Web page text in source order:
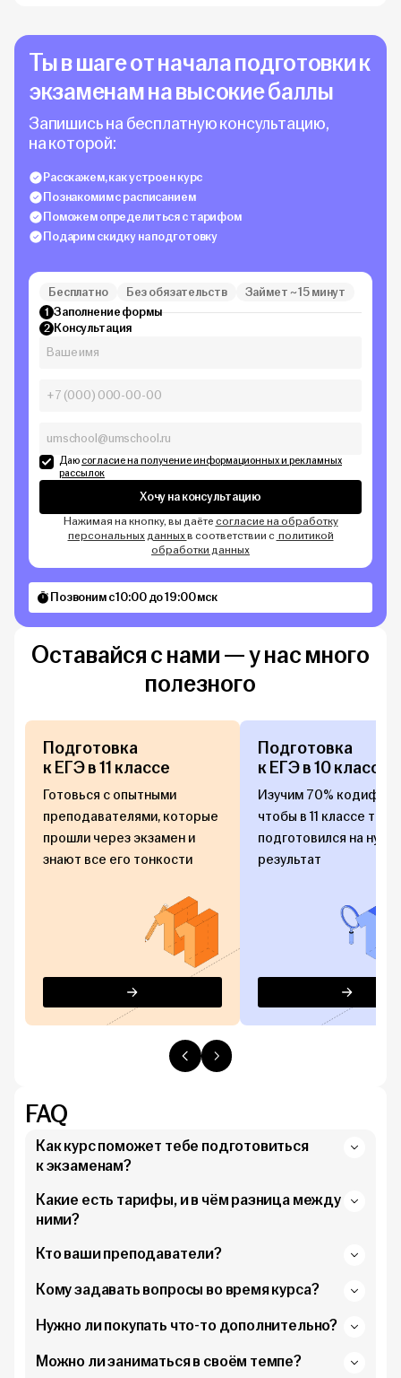
Ты в шаге от начала подготовки к
экзаменам на высокие баллы
Запишись на бесплатную консультацию,
на которой:
Расскажем, как устроен курс
Познакомим с расписанием
Поможем определиться с тарифом
Подарим скидку на подготовку
Бесплатно Без обязательств Займет ~ 15 минут
1 Заполнение формы
2 Консультация
Даюсогласие на получение информационных и рекламных
рассылок
Хочу на консультацию
Нажимая на кнопку, вы даётесогласие на обработку
персональных данныхв соответствии с политикой
обработки данных
Позвоним с 10:00 до 19:00 мск
Оставайся с нами — у нас много
полезного
Подготовка
к ЕГЭ в 11 классе
Готовься с опытными
преподавателями, которые
прошли через экзамен и
знают все его тонкости
Перейти
Подготовка
к ЕГЭ в 10 классе
Изучим 70%
чтобы в 11 классе ты
подготовился на
результат
Перейти
FAQ
Как курс поможет тебе подготовиться
к экзаменам?
Какие есть тарифы, и в чём разница между
ними?
Кто ваши преподаватели?
Кому задавать вопросы во время курса?
Нужно ли покупать что-то дополнительно?
Можно ли заниматься в своём темпе?